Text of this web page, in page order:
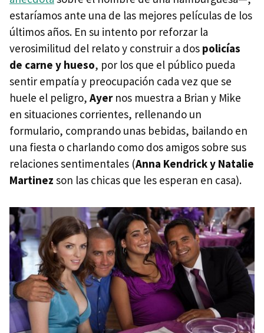
estaríamos ante una de las mejores películas de los
últimos años. En su intento por reforzar la
verosimilitud del relato y construir a dos policías
de carne y hueso, por los que el público pueda
sentir empatía y preocupación cada vez que se
huele el peligro, Ayernos muestra a Brian y Mike
en situaciones corrientes, rellenando un
formulario, comprando unas bebidas, bailando en
una fiesta o charlando como dos amigos sobre sus
relaciones sentimentales (Anna Kendrick y Natalie
Martinez son las chicas que les esperan en casa).